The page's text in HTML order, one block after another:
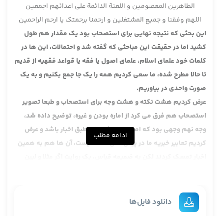
الطاهرین المعصومین و اللعنة الدائمة علی اعدائهم اجمعین
اللهم وفقنا و جمیع المشتغلین و ارحمنا برحمتک یا ارحم الراحمین
این بحثی که نتیجه نهایی برای استصحاب بود یک مقدار هم طول
کشید اما در حقیقت این مباحثی که گفته شد و احتمالات، این ها در
کلمات خود علمای اسلام، علمای اصول یا فقه یا قواعد فقهیه از قدیم
تا حالا مطرح شده، ما سعی کردیم همه را یک جا جمع بکنیم و به یک
صورت واحدی در بیاوریم.
عرض کردیم هشت نکته و هشت وجه برای استصحاب و طبعا تصویر
استصحاب هم فرق می کرد از اماره بودن و غیره، توضیح داده شد،
وجه نهم وجهی بود که اصحاب ما رفتند که طبق اخبار باشد و عرض
کردیم تعابیر خبریه ما در پیش اهل سنت نیست، آن ها هم به همین
به حجیت استصحاب شد و به مناسبت اخبار عرض کردیم متن لا تقنض
الیقین بالشک حدودا دوازده احتمال در آن ذکر شد یعنی هشت تا
ادامه مطلب
دانلود فایل‌ها